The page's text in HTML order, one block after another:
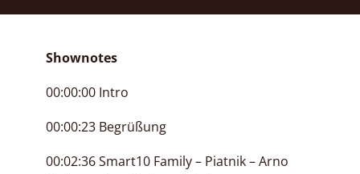
Shownotes
00:00:00 Intro
00:00:23 Begrüßung
00:02:36 Smart10 Family – Piatnik – Arno